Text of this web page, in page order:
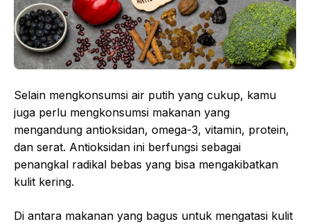
Selain mengkonsumsi air putih yang cukup, kamu
juga perlu mengkonsumsi makanan yang
mengandung antioksidan, omega-3, vitamin, protein,
dan serat. Antioksidan ini berfungsi sebagai
penangkal radikal bebas yang bisa mengakibatkan
kulit kering.
Di antara makanan yang bagus untuk mengatasi kulit